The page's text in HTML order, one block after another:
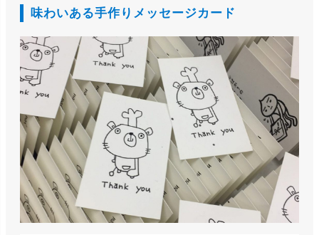
味わいある手作りメッセージカード